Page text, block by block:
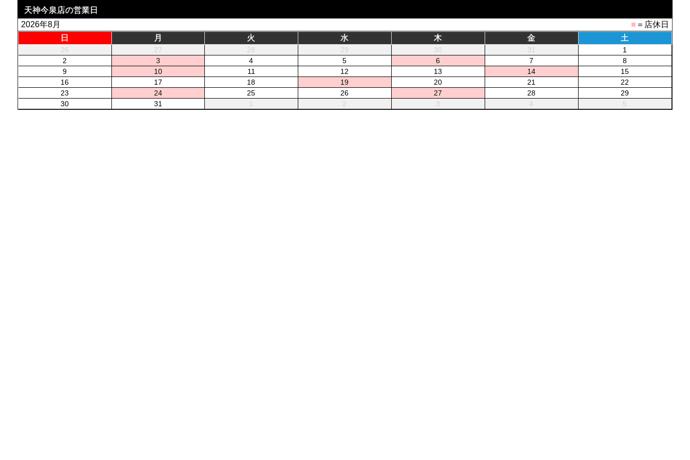
天神今泉店の営業日
2026年8月
■ ＝店休日
日
月 火 水 木 金 土
26 27 28 29 30 31
1
2
3 4 5 6 7
8
9
10 11 12 13 14
15
16
17 18 19 20 21
22
23
24 25 26 27 28
29
30
31 1 2 3 4 5